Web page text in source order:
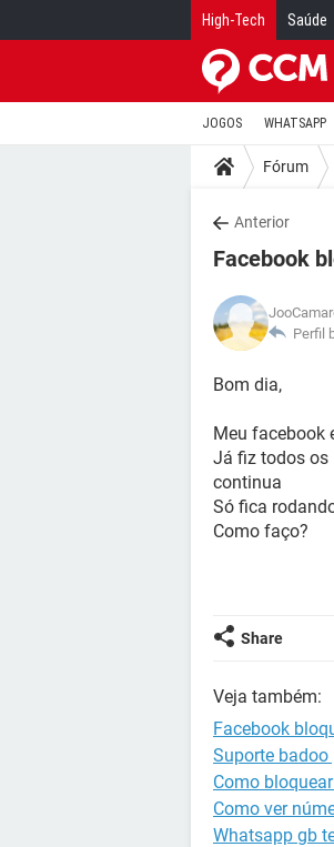
High-Tech Saúde
JOGOS WHATSAPP
Fórum
Anterior
Facebook
Perfil
Bom dia,
Meu facebook
Já fiz todos os
continua
Só fica
Como faço?
Share
Veja também:
Facebook
Suporte
Como
Como ver
Whatsapp gb